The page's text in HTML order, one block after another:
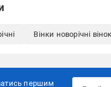
Вінки новорічні
першим